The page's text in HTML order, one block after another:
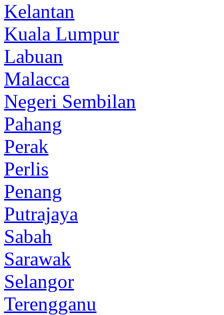
Kelantan
Kuala Lumpur
Labuan
Malacca
Negeri Sembilan
Pahang
Perak
Perlis
Penang
Putrajaya
Sabah
Sarawak
Selangor
Terengganu